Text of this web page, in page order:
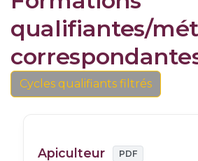
qualifiantes/
Cycles qualifiants filtrés
Apiculteur PDF